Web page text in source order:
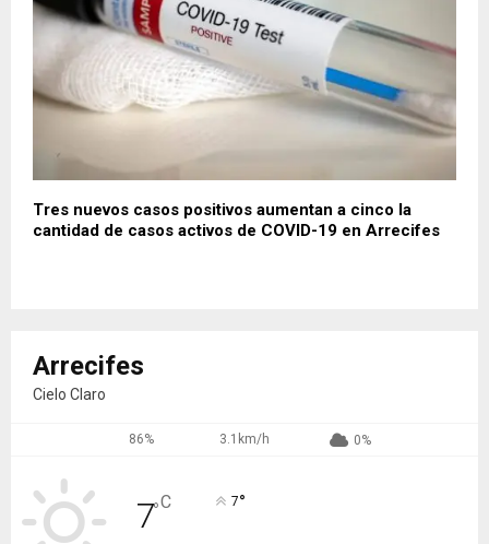
Tres nuevos casos positivos aumentan a cinco la
cantidad de casos activos de COVID-19 en Arrecifes
Arrecifes
Cielo Claro
86% 3.1km/h 0%
7°C 7°